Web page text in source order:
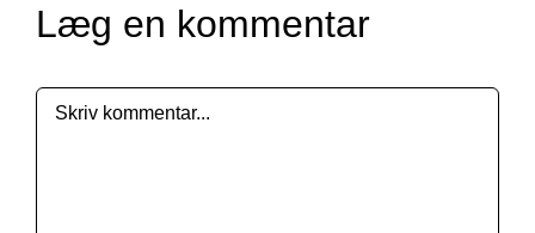
Læg en kommentar
Comment